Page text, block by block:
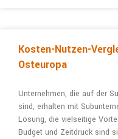
Kosten-Nutzen-
Osteuropa
Unternehmen, die auf der
sind, erhalten mit
Lösung, die vielseitige
Budget und Zeitdruck sind